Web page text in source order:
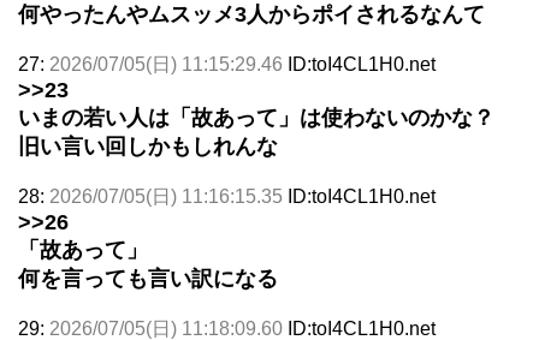
何やったんやムスッメ3人からポイされるなんて
27: 2026/07/05(日) 11:15:29.46 ID:toI4CL1H0.net
>>23
いまの若い人は「故あって」は使わないのかな？
旧い言い回しかもしれんな
28: 2026/07/05(日) 11:16:15.35 ID:toI4CL1H0.net
>>26
「故あって」
何を言っても言い訳になる
29: 2026/07/05(日) 11:18:09.60 ID:toI4CL1H0.net